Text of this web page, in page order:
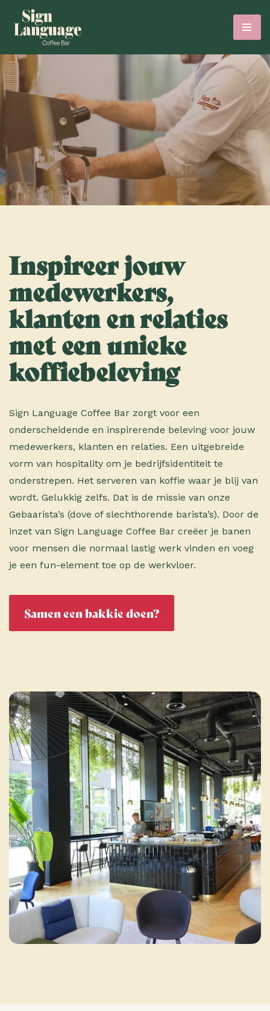
Inspireer jouw
medewerkers,
klanten en relaties
met een unieke
koffiebeleving
Sign Language Coffee Bar zorgt voor een
onderscheidende en inspirerende beleving voor jouw
medewerkers, klanten en relaties. Een uitgebreide
vorm van hospitality om je bedrijfsidentiteit te
onderstrepen. Het serveren van koffie waar je blij van
wordt. Gelukkig zelfs. Dat is de missie van onze
Gebaarista’s (dove of slechthorende barista’s). Door de
inzet van Sign Language Coffee Bar creëer je banen
voor mensen die normaal lastig werk vinden en voeg
je een fun-element toe op de werkvloer.
Samen een bakkie doen?